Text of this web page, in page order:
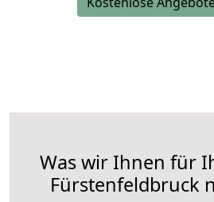
Was wir Ihnen für
Fürstenfeldbruck